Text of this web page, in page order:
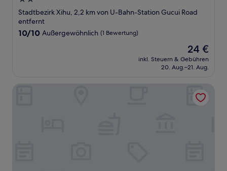
Sterne-
Unterkunft
Stadtbezirk Xihu, 2,2 km von U-Bahn-Station Gucui Road
entfernt
10.0
10/10 Außergewöhnlich (1 Bewertung)
Der
Preis
beträgt
24 €
inkl. Steuern & Gebühren
20. Aug.–21. Aug.